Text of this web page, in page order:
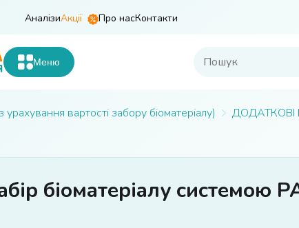
АналізиАкції Про насКонтакти
Меню
урахування вартості забору біоматеріалу) ДОДАТКОВІ
біоматеріалу системою